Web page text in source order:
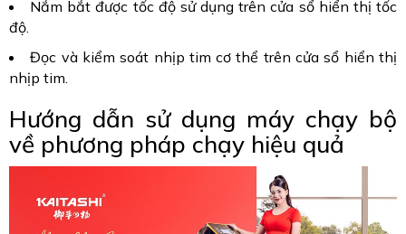
Nắm bắt được tốc độ sử dụng trên cửa sổ hiển thị tốc
độ.
Đọc và kiểm soát nhịp tim cơ thể trên cửa sổ hiển thị
nhịp tim.
Hướng dẫn sử dụng máy chạy bộ
về phương pháp chạy hiệu quả